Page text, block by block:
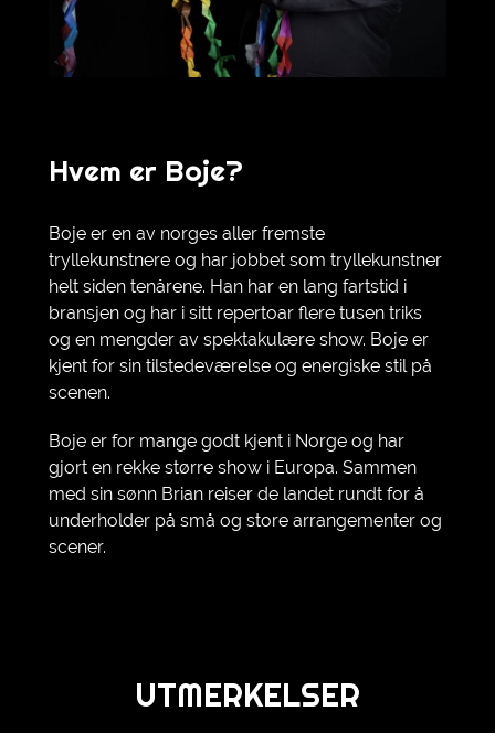
Hvem er Boje?
Boje er en av norges aller fremste
tryllekunstnere og har jobbet som tryllekunstner
helt siden tenårene. Han har en lang fartstid i
bransjen og har i sitt repertoar flere tusen triks
og en mengder av spektakulære show. Boje er
kjent for sin tilstedeværelse og energiske stil på
scenen.
Boje er for mange godt kjent i Norge og har
gjort en rekke større show i Europa. Sammen
med sin sønn Brian reiser de landet rundt for å
underholder på små og store arrangementer og
scener.
UTMERKELSER